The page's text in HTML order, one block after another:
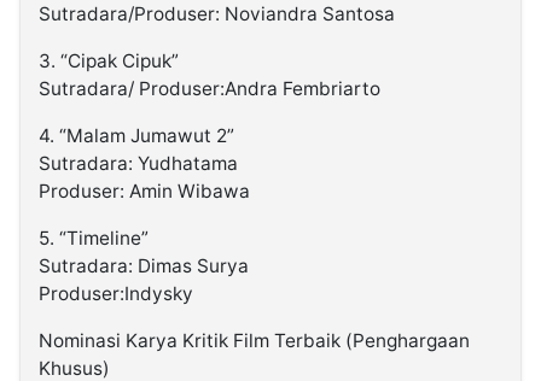
Sutradara/Produser: Noviandra Santosa
3. “Cipak Cipuk”
Sutradara/ Produser:Andra Fembriarto
4. “Malam Jumawut 2”
Sutradara: Yudhatama
Produser: Amin Wibawa
5. “Timeline”
Sutradara: Dimas Surya
Produser:Indysky
Nominasi Karya Kritik Film Terbaik (Penghargaan
Khusus)